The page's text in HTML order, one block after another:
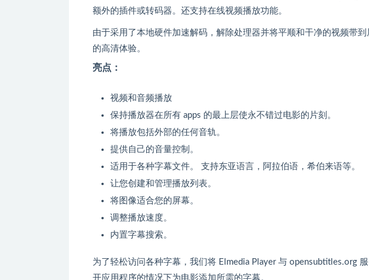
额外的插件或转码器。还支持在线视频播放功能。
由于采用了本地硬件加速解码，解除处理器并将平顺和干净的视频带
的高清体验。
亮点：
视频和音频播放
保持播放器在所有 apps 的最上层使永不错过电影的片刻。
将播放包括外部的任何音轨。
提供自己的音量控制。
适用于各种字幕文件。 支持东亚语言，阿拉伯语，希伯来语等。
让您创建和管理播放列表。
将图像适合您的屏幕。
调整播放速度。
内置字幕搜索。
为了轻松访问各种字幕，我们将 Elmedia Player 与 opensubtitles.org
开应用程序的情况下为电影添加所需的字幕。